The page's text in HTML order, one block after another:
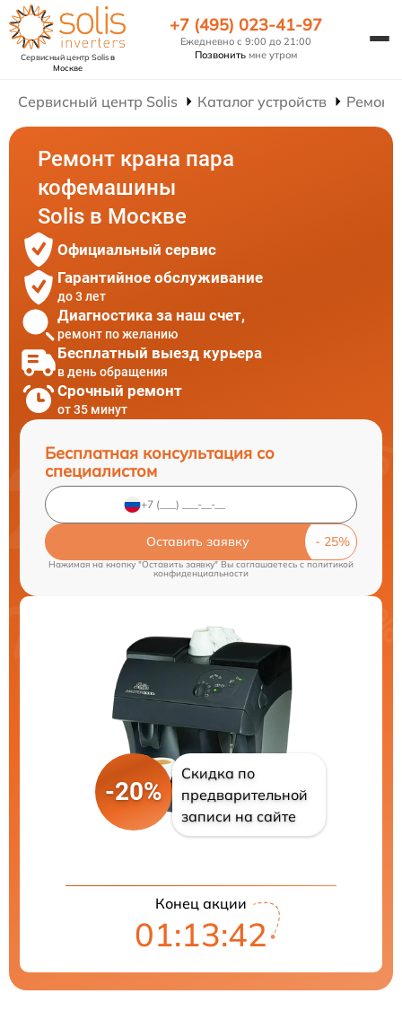
Сервисный центр Solisв
Москве
+7 (495) 023-41-97
Ежедневно с 9:00 до 21:00
Позвонить мне утром
Сервисный центр Solis Каталог устройств
Ремонт крана пара
кофемашины
Solis в Москве
Официальный сервис
Гарантийное обслуживание
до 3 лет
Диагностика за наш счет,
ремонт по желанию
Бесплатный выезд курьера
в день обращения
Срочный ремонт
от 35 минут
Бесплатная консультация со
специалистом
Оставить заявку
Нажимая на кнопку "Оставить заявку" Вы соглашаетесь cполитикой
конфиденциальности
-20%
Скидка по
предварительной
записи на сайте
Конец акции
01:13:41